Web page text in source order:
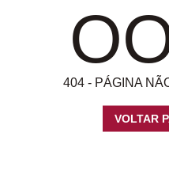
404 - PÁGINA
VOLTAR